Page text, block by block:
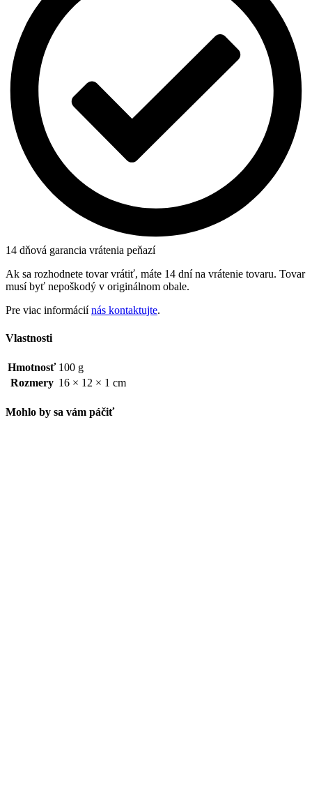
14 dňová garancia vrátenia peňazí
Ak sa rozhodnete tovar vrátiť, máte 14 dní na vrátenie tovaru. Tovar
musí byť nepoškodý v originálnom obale.
Pre viac informáciínás kontaktujte.
Vlastnosti
Hmotnosť 100 g
Rozmery 16 × 12 × 1 cm
Mohlo by sa vám páčiť